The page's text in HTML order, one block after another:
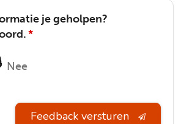
je geholpen?
*
Nee
Feedback versturen